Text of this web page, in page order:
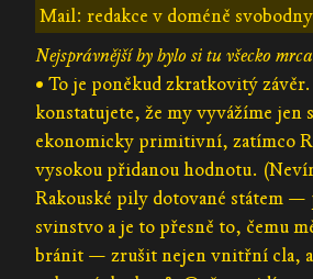
Mail: redakce v doméně
Nejsprávnější by bylo si tu všecko
• To je poněkud zkratkovitý
konstatujete, že my vyvážíme jen
ekonomicky primitivní, zatímco
vysokou přidanou hodnotu.
Rakouské pily dotované státem —
svinstvo a je to přesně to, čemu
bránit — zrušit nejen vnitřní cla,